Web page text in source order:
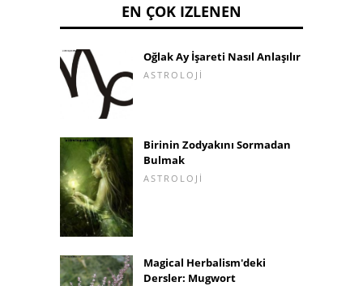
EN ÇOK IZLENEN
Oğlak Ay İşareti Nasıl Anlaşılır
ASTROLOJI
Birinin Zodyakını Sormadan
Bulmak
ASTROLOJI
Magical Herbalism'deki
Dersler: Mugwort